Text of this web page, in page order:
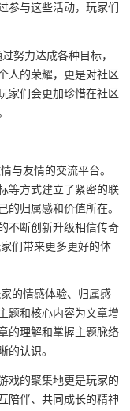
参与这些活动，玩家们
努力达成各种目标，
人的荣耀，更是对社区
家们会更加珍惜在社区
与友情的交流平台。
等方式建立了紧密的联
的归属感和价值所在。
不断创新升级相信传奇
们带来更多更好的体
的情感体验、归属感
题和核心内容为文章增
的理解和掌握主题脉络
的认识。
戏的聚集地更是玩家的
陪伴、共同成长的精神